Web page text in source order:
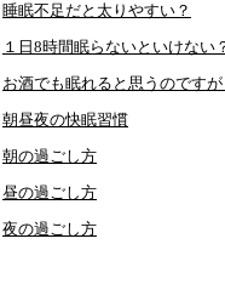
睡眠不足だと太りやすい？
１日8時間眠らないといけない
お酒でも眠れると思うのです
朝昼夜の快眠習慣
朝の過ごし方
昼の過ごし方
夜の過ごし方